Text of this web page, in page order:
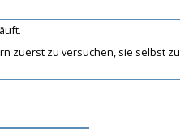
zuerst zu versuchen, sie selbst zu